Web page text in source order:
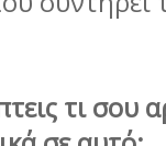
τι σου